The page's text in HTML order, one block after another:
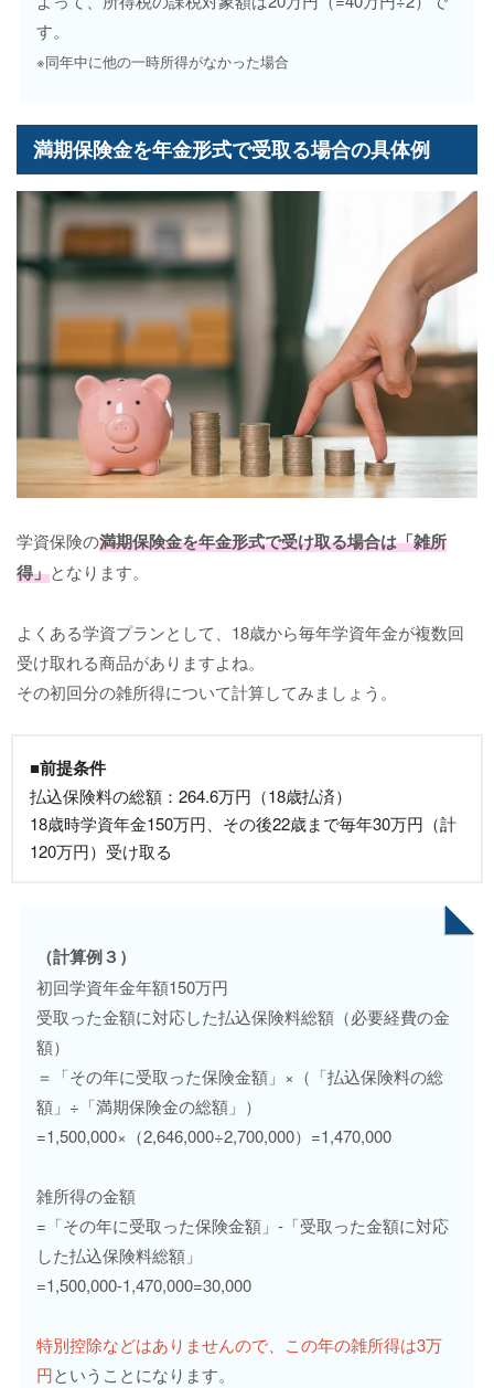
す。
※同年中に他の一時所得がなかった場合
満期保険金を年金形式で受取る場合の具体例
学資保険の満期保険金を年金形式で受け取る場合は「雑所
得」となります。
よくある学資プランとして、18歳から毎年学資年金が複数回
受け取れる商品がありますよね。
その初回分の雑所得について計算してみましょう。
■前提条件
払込保険料の総額：264.6万円（18歳払済）
18歳時学資年金150万円、その後22歳まで毎年30万円（計
120万円）受け取る
（計算例３）
初回学資年金年額150万円
受取った金額に対応した払込保険料総額（必要経費の金
額）
＝「その年に受取った保険金額」×（「払込保険料の総
額」÷「満期保険金の総額」）
=1,500,000×（2,646,000÷2,700,000）=1,470,000
雑所得の金額
=「その年に受取った保険金額」-「受取った金額に対応
した払込保険料総額」
=1,500,000-1,470,000=30,000
特別控除などはありませんので、この年の雑所得は3万
円ということになります。